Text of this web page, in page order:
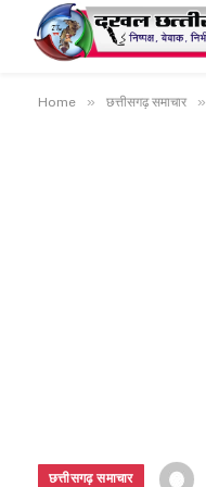
Home » छत्तीसगढ़ समाचार »
छत्तीसगढ़ समाचार